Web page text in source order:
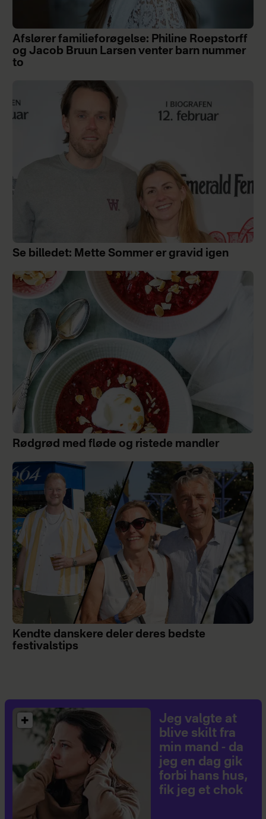
Afslører familieforøgelse: Philine Roepstorff
og Jacob Bruun Larsen venter barn nummer
to
Se billedet: Mette Sommer er gravid igen
Rødgrød med fløde og ristede mandler
Kendte danskere deler deres bedste
festivalstips
Jeg valgte at
blive skilt fra
min mand - da
jeg en dag gik
forbi hans hus,
fik jeg et chok